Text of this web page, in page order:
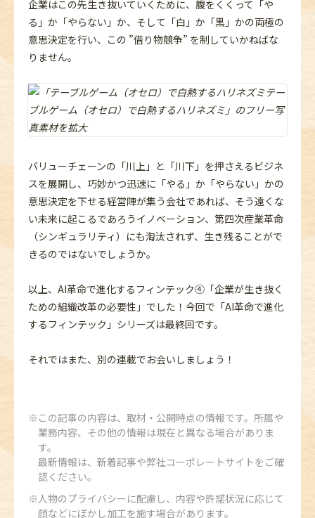
企業はこの先生き抜いていくために、腹をくくって「や
る」か「やらない」か、そして「白」か「黒」かの両極の
意思決定を行い、この ”借り物競争” を制していかねばな
りません。
バリューチェーンの「川上」と「川下」を押さえるビジネ
スを展開し、巧妙かつ迅速に「やる」か「やらない」かの
意思決定を下せる経営陣が集う会社であれば、そう遠くな
い未来に起こるであろうイノベーション、第四次産業革命
（シンギュラリティ）にも淘汰されず、生き残ることがで
きるのではないでしょうか。
以上、AI革命で進化するフィンテック④「企業が生き抜く
ための組織改革の必要性」でした！今回で「AI革命で進化
するフィンテック」シリーズは最終回です。
それではまた、別の連載でお会いしましょう！
この記事の内容は、取材・公開時点の情報です。所属や
業務内容、その他の情報は現在と異なる場合がありま
す。
最新情報は、新着記事や弊社コーポレートサイトをご確
認ください。
人物のプライバシーに配慮し、内容や許諾状況に応じて
顔などにぼかし加工を施す場合があります。